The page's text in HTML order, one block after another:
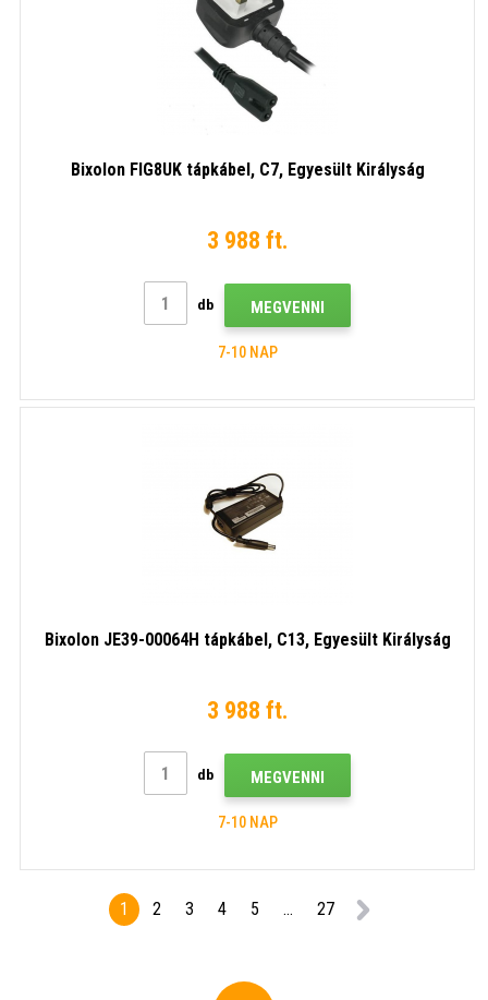
Bixolon FIG8UK tápkábel, C7, Egyesült Királyság
3 988 ft.
db MEGVENNI
7-10 NAP
Bixolon JE39-00064H tápkábel, C13, Egyesült Királyság
3 988 ft.
db MEGVENNI
7-10 NAP
1 2 3 4 5 ... 27